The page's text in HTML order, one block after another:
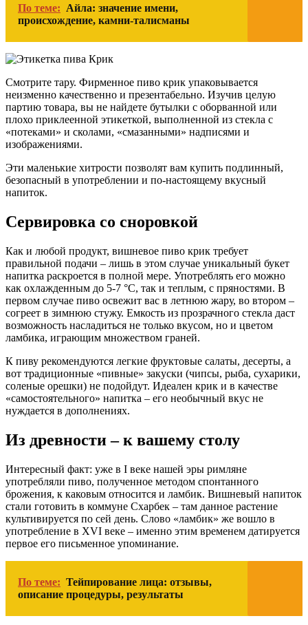
По теме: Айла: значение имени,
происхождение, камни-талисманы
Смотрите тару. Фирменное пиво крик упаковывается
неизменно качественно и презентабельно. Изучив целую
партию товара, вы не найдете бутылки с оборванной или
плохо приклеенной этикеткой, выполненной из стекла с
«потеками» и сколами, «смазанными» надписями и
изображениями.
Эти маленькие хитрости позволят вам купить подлинный,
безопасный в употреблении и по-настоящему вкусный
напиток.
Сервировка со сноровкой
Как и любой продукт, вишневое пиво крик требует
правильной подачи – лишь в этом случае уникальный букет
напитка раскроется в полной мере. Употреблять его можно
как охлажденным до 5-7 °С, так и теплым, с пряностями. В
первом случае пиво освежит вас в летнюю жару, во втором –
согреет в зимнюю стужу. Емкость из прозрачного стекла даст
возможность насладиться не только вкусом, но и цветом
ламбика, играющим множеством граней.
К пиву рекомендуются легкие фруктовые салаты, десерты, а
вот традиционные «пивные» закуски (чипсы, рыба, сухарики,
соленые орешки) не подойдут. Идеален крик и в качестве
«самостоятельного» напитка – его необычный вкус не
нуждается в дополнениях.
Из древности – к вашему столу
Интересный факт: уже в I веке нашей эры римляне
употребляли пиво, полученное методом спонтанного
брожения, к каковым относится и ламбик. Вишневый напиток
стали готовить в коммуне Схарбек – там данное растение
культивируется по сей день. Слово «ламбик» же вошло в
употребление в XVI веке – именно этим временем датируется
первое его письменное упоминание.
По теме: Тейпирование лица: отзывы,
описание процедуры, результаты